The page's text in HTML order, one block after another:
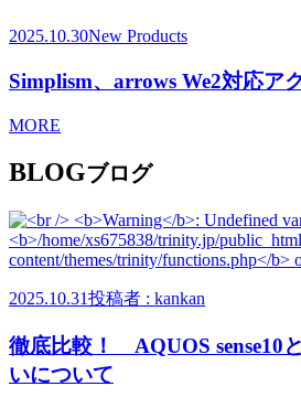
2025.10.30New Products
Simplism、arrows We2対応ア
MORE
BLOGブログ
2025.10.31投稿者 : kankan
徹底比較！ AQUOS sense10
いについて